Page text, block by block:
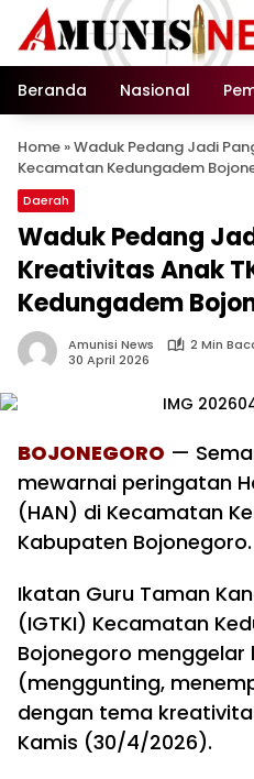
Langsung
konten
Beranda
Nasional
Home »Waduk Pedang Jadi
Kecamatan Kedungadem
Daerah
Waduk Pedang
Kreativitas Anak
Kedungadem
Amunisi News
2 Min
30 April 2026
BOJONEGORO —
mewarnai peringatan
(HAN) di Kecamatan
Kabupaten Bojonegoro.
Ikatan Guru Taman
(IGTKI) Kecamatan
Bojonegoro menggelar
(menggunting,
dengan tema
Kamis (30/4/2026).